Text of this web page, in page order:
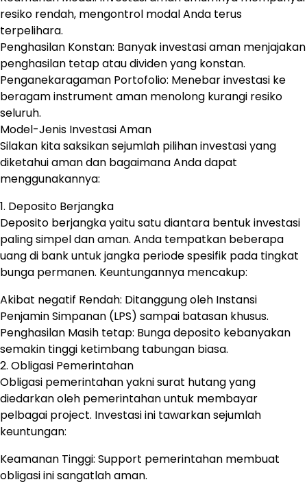
resiko rendah, mengontrol modal Anda terus
terpelihara.
Penghasilan Konstan: Banyak investasi aman menjajakan
penghasilan tetap atau dividen yang konstan.
Penganekaragaman Portofolio: Menebar investasi ke
beragam instrument aman menolong kurangi resiko
seluruh.
Model-Jenis Investasi Aman
Silakan kita saksikan sejumlah pilihan investasi yang
diketahui aman dan bagaimana Anda dapat
menggunakannya:
1. Deposito Berjangka
Deposito berjangka yaitu satu diantara bentuk investasi
paling simpel dan aman. Anda tempatkan beberapa
uang di bank untuk jangka periode spesifik pada tingkat
bunga permanen. Keuntungannya mencakup:
Akibat negatif Rendah: Ditanggung oleh Instansi
Penjamin Simpanan (LPS) sampai batasan khusus.
Penghasilan Masih tetap: Bunga deposito kebanyakan
semakin tinggi ketimbang tabungan biasa.
2. Obligasi Pemerintahan
Obligasi pemerintahan yakni surat hutang yang
diedarkan oleh pemerintahan untuk membayar
pelbagai project. Investasi ini tawarkan sejumlah
keuntungan:
Keamanan Tinggi: Support pemerintahan membuat
obligasi ini sangatlah aman.